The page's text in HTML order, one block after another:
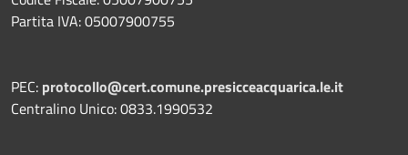
Partita IVA: 05007900755
PEC: protocollo@cert.comune.presicceacquarica.le.it
Centralino Unico: 0833.1990532